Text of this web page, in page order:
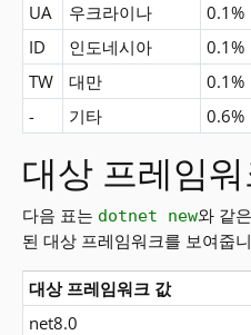
UA
우크라이나
0.1%
ID
인도네시아
0.1%
TW
대만
0.1%
-
기타 0.6%
대상 프레임
다음 표는 dotnet new와 같
된 대상 프레임워크를 보여줍
대상 프레임워크 값
net8.0